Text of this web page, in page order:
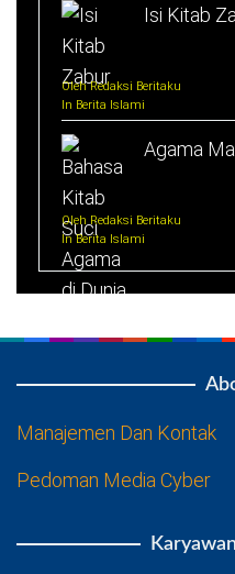
Isi Kitab
Oleh Redaksi Beritaku
In Berita Islami
Agama
Oleh Redaksi Beritaku
In Berita Islami
Manajemen Dan Kontak
Pedoman Media Cyber